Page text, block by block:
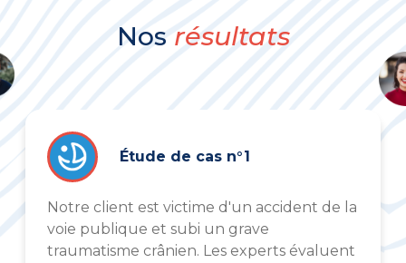
Nos résultats
Étude de cas n°1
Notre client est victime d'un accident de la
voie publique et subi un grave
traumatisme crânien. Les experts évaluent